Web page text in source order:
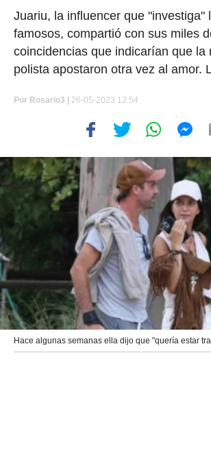
Juariu, la influencer que "investiga"
famosos, compartió con sus miles
coincidencias que indicarían que la
polista apostaron otra vez al amor.
Por Rosario3 | 26-05-2023 12:54
Hace algunas semanas ella dijo que "quería estar